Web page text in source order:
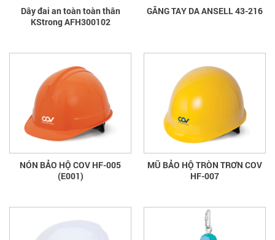
Dây đai an toàn toàn thân
KStrong AFH300102
GĂNG TAY DA ANSELL 43-216
NÓN BẢO HỘ COV HF-005
(E001)
MŨ BẢO HỘ TRÒN TRƠN COV
HF-007